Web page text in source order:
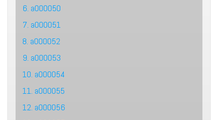
6. a000050
7. a000051
8. a000052
9. a000053
10. a000054
11. a000055
12. a000056